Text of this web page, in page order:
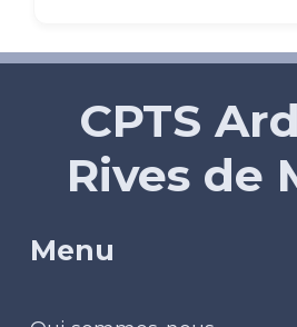
CPTS
Rives de
Menu